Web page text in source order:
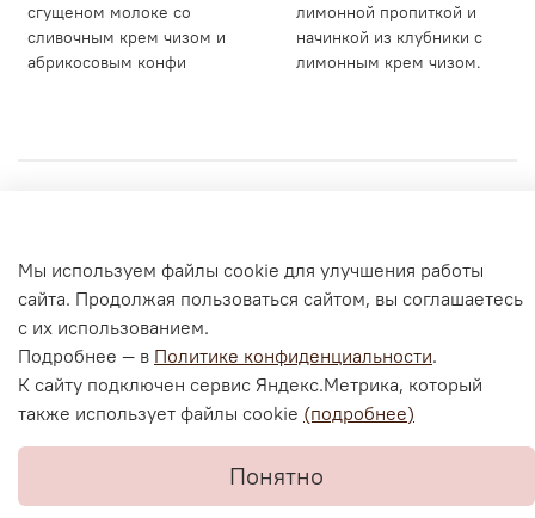
В корзину
сгущеном молоке со
сливочным крем чизом и
абрикосовым конфи
лимонной пропиткой и
начинкой из клубники с
лимонным крем чизом.
Согласие на обработку персональных данных
Политика конфиденциальности и оферта
Согласие на ОПД с помощью «Яндекс.Метрика»
Мы используем файлы cookie для улучшения работы
сайта. Продолжая пользоваться сайтом, вы соглашаетесь
с их использованием.
Подробнее — в Политике конфиденциальности.
К сайту подключен сервис Яндекс.Метрика, который
также использует файлы cookie (подробнее)
Понятно